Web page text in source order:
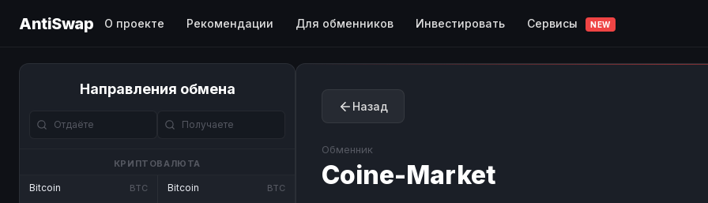
AntiSwap О проекте Рекомендации Для обменников Инвестировать Сервисы NEW
Направления обмена
КРИПТОВАЛЮТА
Bitcoin BTC Bitcoin BTC
Назад
Обменник
Coine-Market